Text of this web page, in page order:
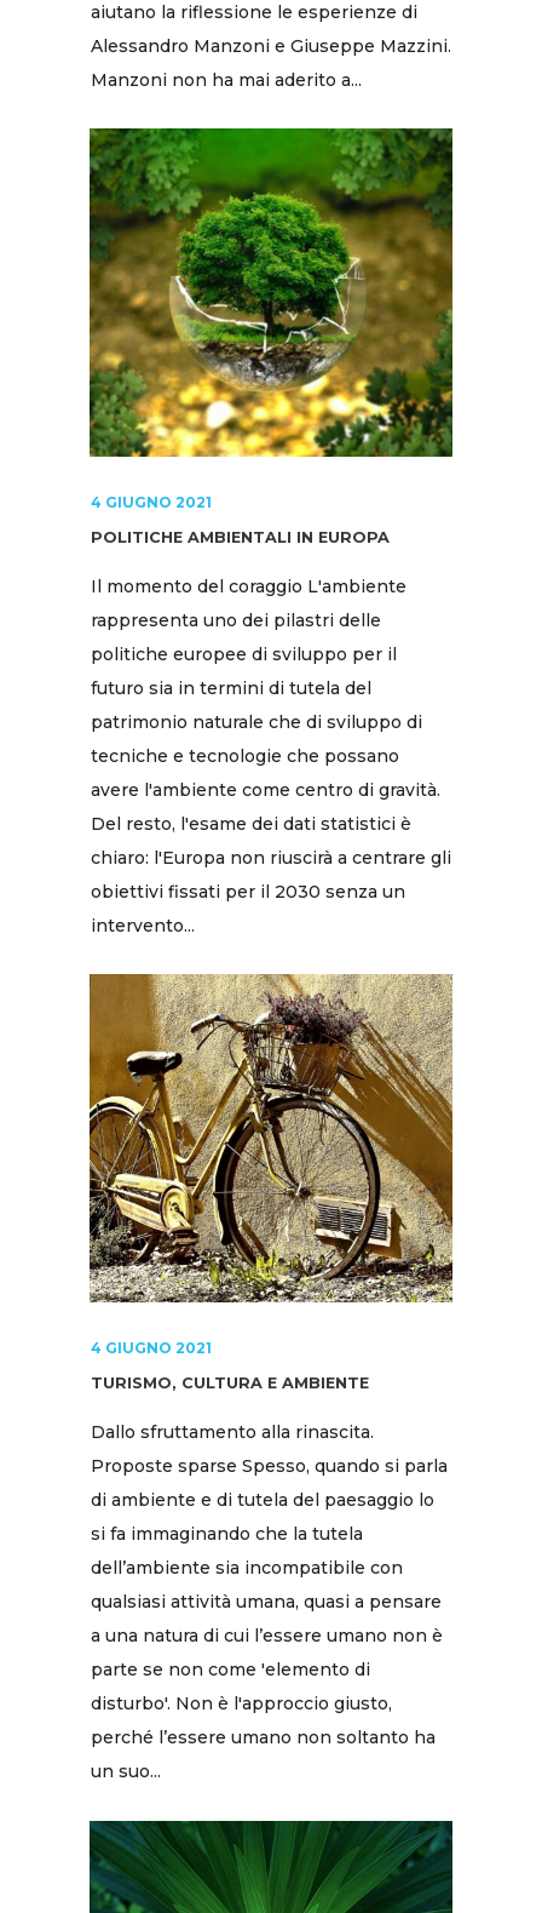
aiutano la riflessione le esperienze di
Alessandro Manzoni e Giuseppe Mazzini.
Manzoni non ha mai aderito a...
4 GIUGNO 2021
POLITICHE AMBIENTALI IN EUROPA
Il momento del coraggio L'ambiente
rappresenta uno dei pilastri delle
politiche europee di sviluppo per il
futuro sia in termini di tutela del
patrimonio naturale che di sviluppo di
tecniche e tecnologie che possano
avere l'ambiente come centro di gravità.
Del resto, l'esame dei dati statistici è
chiaro: l'Europa non riuscirà a centrare gli
obiettivi fissati per il 2030 senza un
intervento...
4 GIUGNO 2021
TURISMO, CULTURA E AMBIENTE
Dallo sfruttamento alla rinascita.
Proposte sparse Spesso, quando si parla
di ambiente e di tutela del paesaggio lo
si fa immaginando che la tutela
dell’ambiente sia incompatibile con
qualsiasi attività umana, quasi a pensare
a una natura di cui l’essere umano non è
parte se non come 'elemento di
disturbo'. Non è l'approccio giusto,
perché l’essere umano non soltanto ha
un suo...